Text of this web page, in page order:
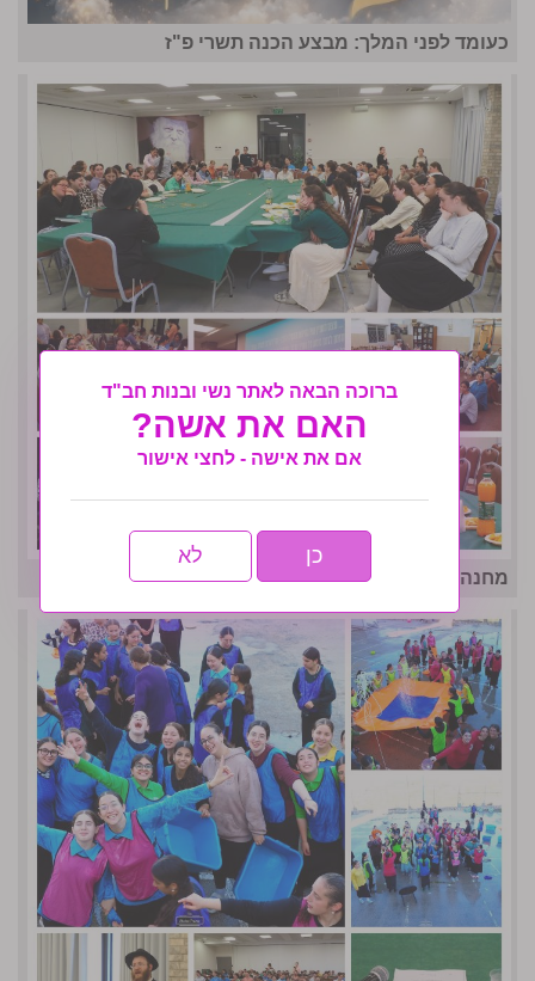
כעומד לפני המלך: מבצע הכנה תשרי פ"ז
מחנה אחות המסורתי נפתח בסערה- גלריה שניה
ברוכה הבאה לאתר נשי ובנות חב"ד
האם את אשה?
אם את אישה - לחצי אישור
כן לא